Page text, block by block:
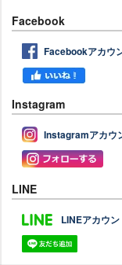
Facebook
Facebookアカウ
Instagram
Instagramアカウ
LINE
LINEアカウ